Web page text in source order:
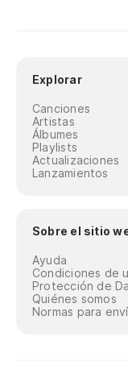
Explorar
Canciones
Artistas
Álbumes
Playlists
Actualizaciones
Lanzamientos
Sobre el sitio
Ayuda
Condiciones de
Protección de
Quiénes somos
Normas para